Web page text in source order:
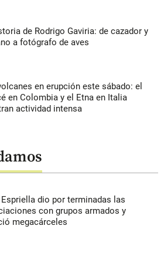
de Rodrigo Gaviria: de cazador y
a fotógrafo de aves
en erupción este sábado: el
en Colombia y el Etna en Italia
actividad intensa
Espriella dio por terminadas las
con grupos armados y
megacárceles